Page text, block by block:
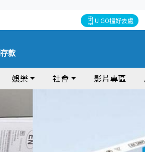
U GO搵好去處
款
娛樂 社會 影片專區